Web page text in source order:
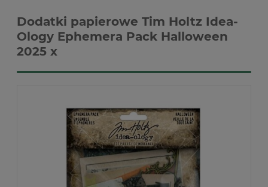
Dodatki papierowe Tim Holtz Idea-
Ology Ephemera Pack Halloween
2025 x